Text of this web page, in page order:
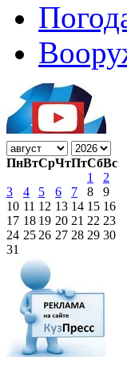
ПнВтСрЧтПтСбВс
1
2
3
4 5 6 7 8
9
10 11 12 13 14 15 16
17 18 19 20 21 22 23
24 25 26 27 28 29 30
31